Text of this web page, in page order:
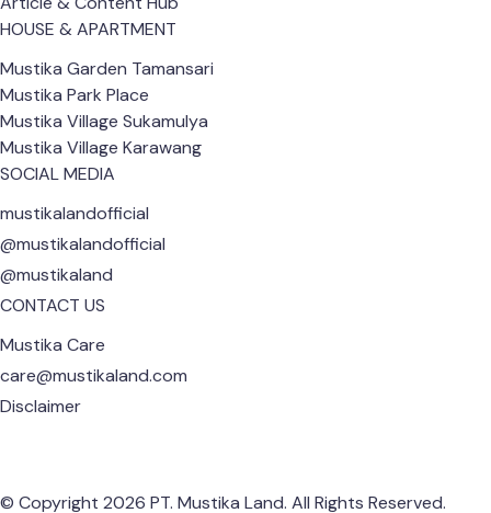
HOUSE & APARTMENT
Mustika Garden Tamansari
Mustika Park Place
Mustika Village Sukamulya
Mustika Village Karawang
SOCIAL MEDIA
mustikalandofficial
@mustikalandofficial
@mustikaland
CONTACT US
Mustika Care
care@mustikaland.com
Disclaimer
© Copyright 2026 PT. Mustika Land. All Rights Reserved.